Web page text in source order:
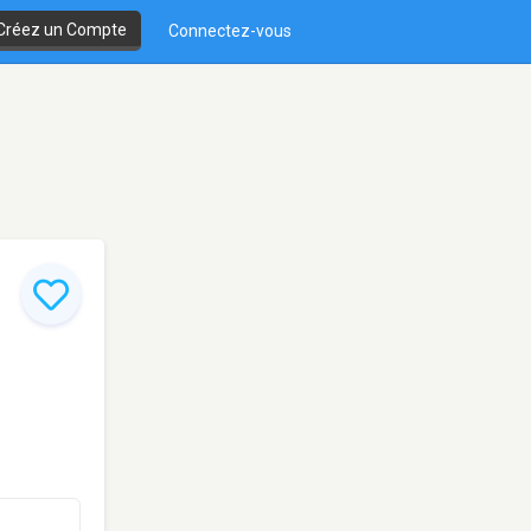
un Compte Connectez-vous